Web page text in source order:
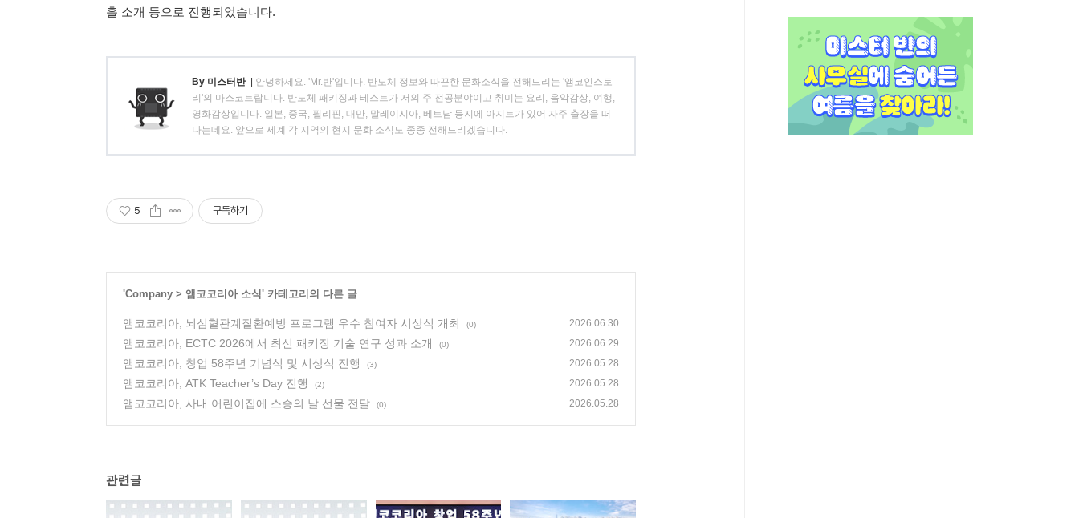
홀 소개 등으로 진행되었습니다.
By 미스터반 | 안녕하세요. 'Mr.반'입니다. 반도체 정보와 따끈한 문화소식을 전해드리는 '앰코인스토
리'의 마스코트랍니다. 반도체 패키징과 테스트가 저의 주 전공분야이고 취미는 요리, 음악감상, 여행,
영화감상입니다. 일본, 중국, 필리핀, 대만, 말레이시아, 베트남 등지에 아지트가 있어 자주 출장을 떠
나는데요. 앞으로 세계 각 지역의 현지 문화 소식도 종종 전해드리겠습니다.
5 구독하기
'Company > 앰코코리아 소식' 카테고리의 다른 글
앰코코리아, 뇌심혈관계질환예방 프로그램 우수 참여자 시상식 개최 (0) 2026.06.30
앰코코리아, ECTC 2026에서 최신 패키징 기술 연구 성과 소개 (0) 2026.06.29
앰코코리아, 창업 58주년 기념식 및 시상식 진행 (3) 2026.05.28
앰코코리아, ATK Teacher’s Day 진행 (2) 2026.05.28
앰코코리아, 사내 어린이집에 스승의 날 선물 전달 (0) 2026.05.28
관련글